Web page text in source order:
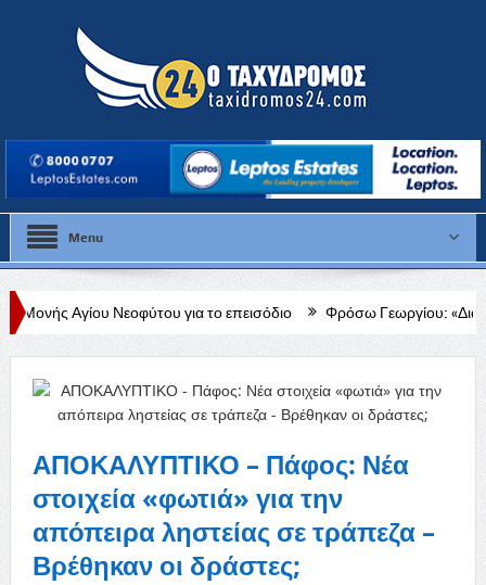
Menu
για το επεισόδιο Φρόσω Γεωργίου: «Διαρκής, δεδομένη
ΑΠΟΚΑΛΥΠΤΙΚΟ – Πάφος: Νέα
στοιχεία «φωτιά» για την
απόπειρα ληστείας σε τράπεζα –
Βρέθηκαν οι δράστες;